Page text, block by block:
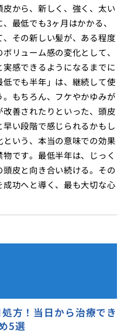
から、新しく、強く、太い
最低でも3ヶ月はかかる、
その新しい髪が、ある程度
リューム感の変化として、
感できるようになるまでに
でも半年」は、継続して使
もちろん、フケやかゆみが
善されたりといった、頭皮
い段階で感じられるかもし
いう、本当の意味での効果
です。最低半年は、じっく
皮と向き合い続ける。その
功へと導く、最も大切な心
方！当日から治療でき
5選